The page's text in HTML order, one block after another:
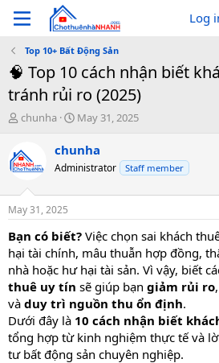
Log
Top 10+ Bất Động Sản
🧠 Top 10 cách nhận biết
tránh rủi ro (2025)
T
e
a
d
t
a
r
t
e
r
chunha
S
a
r
t
t
e
May 31, 2025
chunha
Administrator Staff member
May 31, 2025
Bạn có biết? Việc chọn sai khách
hại tài chính, mâu thuẫn hợp đồng,
nhà hoặc hư hại tài sản. Vì vậy, biết
thuê uy tín sẽ giúp bạn giảm rủi ro,
và duy trì nguồn thu ổn định.
Dưới đây là 10 cách nhận biết
tổng hợp từ kinh nghiệm thực tế và
tư bất động sản chuyên nghiệp.